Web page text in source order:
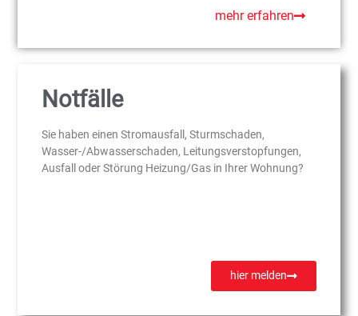
mehr erfahren
Notfälle
Sie haben einen Stromausfall, Sturmschaden,
Wasser-/Abwasserschaden, Leitungsverstopfungen,
Ausfall oder Störung Heizung/Gas in Ihrer Wohnung?
hier melden